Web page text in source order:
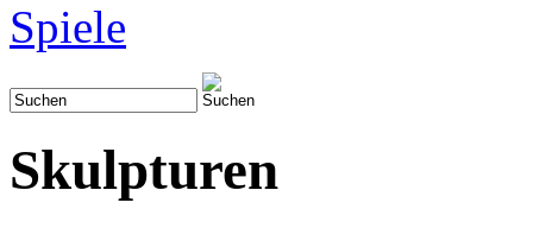
Spiele
Skulpturen